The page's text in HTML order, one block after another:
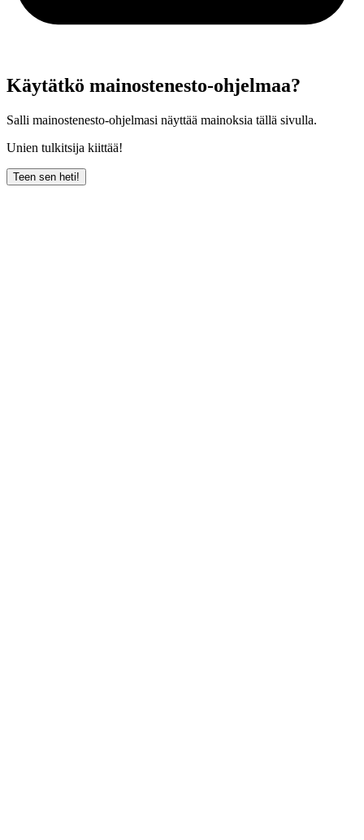
Käytätkö mainostenesto-ohjelmaa?
Salli mainostenesto-ohjelmasi näyttää mainoksia tällä sivulla.
Unien tulkitsija kiittää!
Teen sen heti!